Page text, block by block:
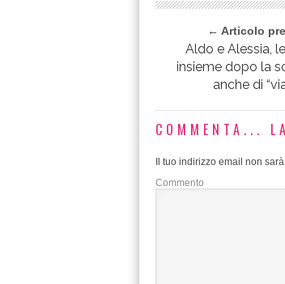
← Articolo
Aldo e Alessia,
insieme dopo la
anche di
COMMENTA...
Il tuo indirizzo email non
Commento